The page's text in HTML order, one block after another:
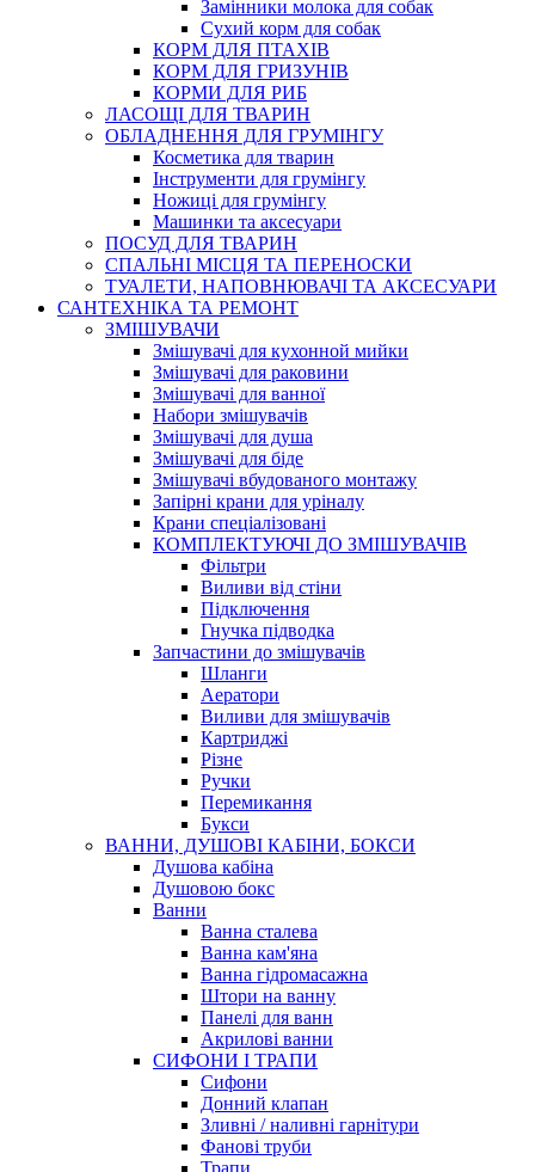
Замінники молока для собак
Сухий корм для собак
КОРМ ДЛЯ ПТАХІВ
КОРМ ДЛЯ ГРИЗУНІВ
КОРМИ ДЛЯ РИБ
ЛАСОЩІ ДЛЯ ТВАРИН
ОБЛАДНЕННЯ ДЛЯ ГРУМІНГУ
Косметика для тварин
Інструменти для грумінгу
Ножиці для грумінгу
Машинки та аксесуари
ПОСУД ДЛЯ ТВАРИН
СПАЛЬНІ МІСЦЯ ТА ПЕРЕНОСКИ
ТУАЛЕТИ, НАПОВНЮВАЧІ ТА АКСЕСУАРИ
САНТЕХНІКА ТА РЕМОНТ
ЗМІШУВАЧИ
Змішувачі для кухонной мийки
Змішувачі для раковини
Змішувачі для ванної
Набори змішувачів
Змішувачі для душа
Змішувачі для біде
Змішувачі вбудованого монтажу
Запірні крани для уріналу
Крани спеціалізовані
КОМПЛЕКТУЮЧІ ДО ЗМІШУВАЧІВ
Фільтри
Виливи від стіни
Підключення
Гнучка підводка
Запчастини до змішувачів
Шланги
Аератори
Виливи для змішувачів
Картриджі
Різне
Ручки
Перемикання
Букси
ВАННИ, ДУШОВІ КАБІНИ, БОКСИ
Душова кабіна
Душовою бокс
Ванни
Ванна сталева
Ванна кам'яна
Ванна гідромасажна
Штори на ванну
Панелі для ванн
Акрилові ванни
СИФОНИ І ТРАПИ
Сифони
Донний клапан
Зливні / наливні гарнітури
Фанові труби
Трапи